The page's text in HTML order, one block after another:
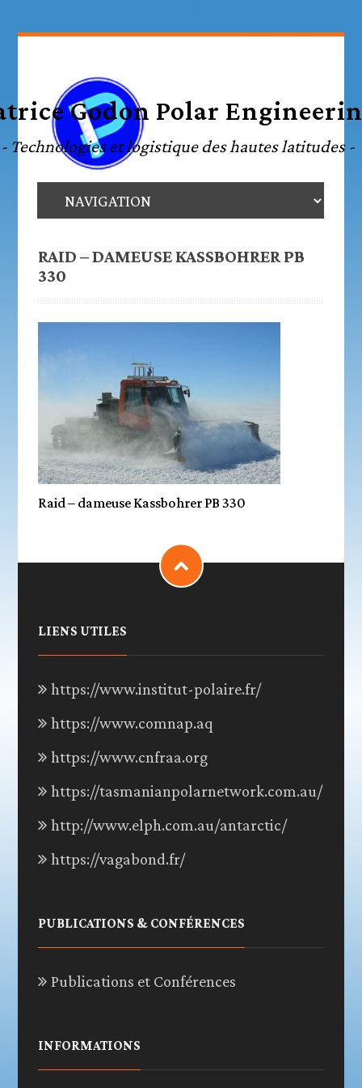
RAID – DAMEUSE KASSBOHRER PB
330
Raid – dameuse Kassbohrer PB 330
LIENS UTILES
https://www.institut-polaire.fr/
https://www.comnap.aq
https://www.cnfraa.org
https://tasmanianpolarnetwork.com.au/
http://www.elph.com.au/antarctic/
https://vagabond.fr/
PUBLICATIONS & CONFÉRENCES
Publications et Conférences
INFORMATIONS